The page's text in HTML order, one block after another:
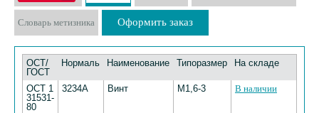
Словарь метизника Оформить заказ
ОСТ/
ГОСТ
Нормаль Наименование Типоразмер На складе
ОСТ 1
31531-
80
3234А Винт М1,6-3 В наличии